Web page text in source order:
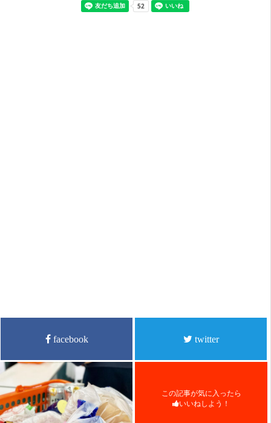
facebook twitter
この記事が気に入ったら
いいねしよう！